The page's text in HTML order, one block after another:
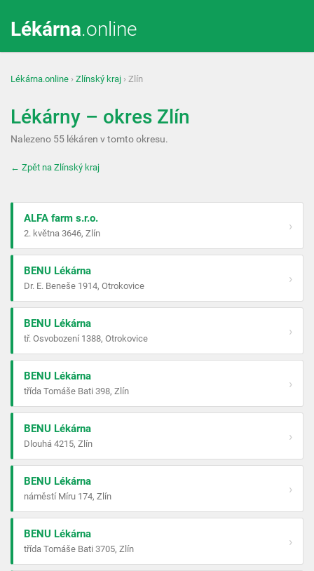
Lékárna.online
Lékárna.online › Zlínský kraj › Zlín
Lékárny – okres Zlín
Nalezeno 55 lékáren v tomto okresu.
← Zpět na Zlínský kraj
ALFA farm s.r.o.
2. května 3646, Zlín
›
BENU Lékárna
Dr. E. Beneše 1914, Otrokovice
›
BENU Lékárna
tř. Osvobození 1388, Otrokovice
›
BENU Lékárna
třída Tomáše Bati 398, Zlín
›
BENU Lékárna
Dlouhá 4215, Zlín
›
BENU Lékárna
náměstí Míru 174, Zlín
›
BENU Lékárna
třída Tomáše Bati 3705, Zlín
›